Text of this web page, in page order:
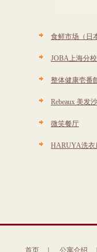
食鲜市场（日
JOBA上海分
整体健康壱番
Rebeaux 美发
微笑餐厅
HARUYA洗衣
首页 公寓介绍